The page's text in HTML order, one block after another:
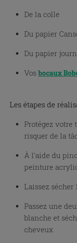
De la colle
Du papier
Du papier
Vos bocaux
Les étapes de
Protégez votre
risquer de la
À l'aide du
peinture
Laissez sécher
Passez une
blanche et
cheveux